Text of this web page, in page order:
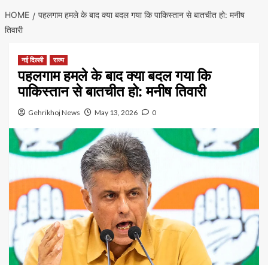
HOME
पहलगाम हमले के बाद क्या बदल गया कि पाकिस्तान से बातचीत हो: मनीष
तिवारी
नई दिल्ली राज्य
पहलगाम हमले के बाद क्या बदल गया कि
पाकिस्तान से बातचीत हो: मनीष तिवारी
Gehrikhoj News May 13, 2026 0